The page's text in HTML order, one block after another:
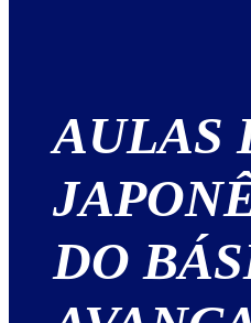
AULAS
DO